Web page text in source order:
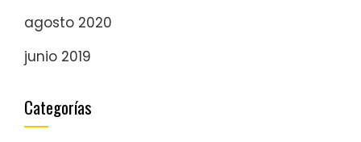
agosto 2020
junio 2019
Categorías